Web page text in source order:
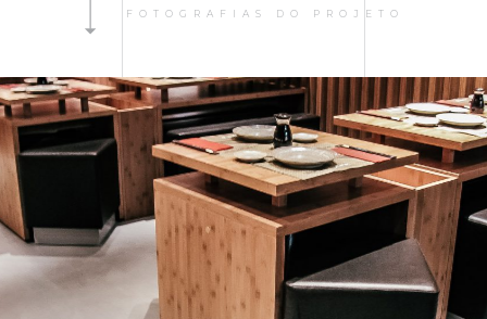
FOTOGRAFIAS DO PROJETO